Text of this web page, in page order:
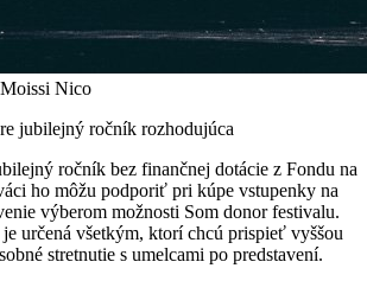
Nico
jubilejný ročník rozhodujúca
ročník bez finančnej dotácie z Fondu na
ho môžu podporiť pri kúpe vstupenky na
výberom možnosti Som donor festivalu.
určená všetkým, ktorí chcú prispieť vyššou
stretnutie s umelcami po predstavení.